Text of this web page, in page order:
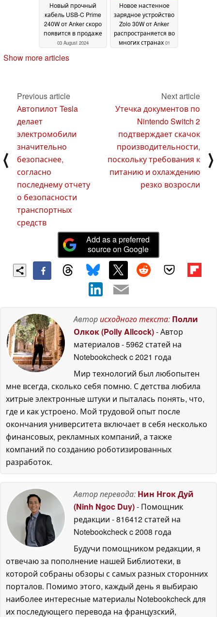
Новый прочный
кабель USB-C Prime
240W от Anker скоро
появится в продаже
03 August 2024
Новое настенное
зарядное устройство
Zolo 30W от Anker
распространяется во
многих странах 01
Show more articles
⟨
Previous article
Автопилот Tesla
делает
электромобили
значительно
безопаснее,
согласно
последнему отчету
о безопасности
транспортных
средств
Next article
Утечка документов по
Nintendo Switch 2
подтверждает скачок
производительности,
поскольку требования к
питанию и охлаждению
резко возросли
⟩
Add as a preferred
source on Google
Авторисходного текста: Полли
Олкок (Polly Allcock)- Автор
материалов- 5962 статей на
Notebookcheckc 2021 года
Мир технологий был любопытен
мне всегда, сколько себя помню. С детства любила
хитрые электронные штуки и пыталась понять, что,
где и как устроено. Мой трудовой опыт после
окончания университета включает в себя несколько
финансовых, рекламных компаний, а также
компаний по созданию роботизированных
разработок.
Автор перевода: Нин Нгок Дуй
(Ninh Ngoc Duy)- Помощник
редакции - 816412 статей на
Notebookcheckc 2008 года
Будучи помощником редакции, я
отвечаю за пополнение нашей Библиотеки, в
которой собраны обзоры с самых разных сторонних
порталов. Помимо этого, каждый день я выбираю
наиболее интересные материалы Notebookcheck для
их последующего перевода на французский,